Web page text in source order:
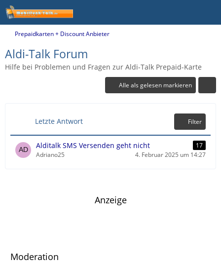
Prepaidkarten + Discount Anbieter
Aldi-Talk Forum
Hilfe bei Problemen und Fragen zur Aldi-Talk Prepaid-Karte
Alle als gelesen markieren
Letzte Antwort Filter
Alditalk SMS Versenden geht nicht
17
Adriano25
4. Februar 2025 um 14:27
Anzeige
Moderation